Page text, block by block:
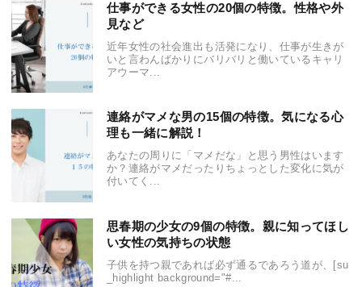
仕事ができる女性の20個の特徴。性格や外
見など
近年女性の社会進出も活発になり、仕事が生きが
いと言わんばかりにバリバリと働いているキャリ
アウーマ...
連絡がマメな男の15個の特徴。気になる心
理も一緒に解説！
あなたの周りに「マメだな」と思う男性はいます
か？連絡がマメだったりちょっとした変化に気が
付いてく...
思春期の少女の9個の特徴。親に知ってほし
い女性の気持ちの状態
子供を持つ親であれば必ず通るであろう道が、[su
_highlight background="#...